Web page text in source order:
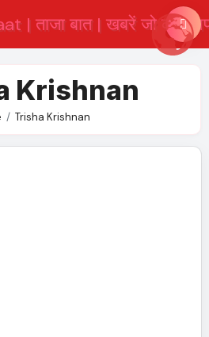
Krishnan
Trisha Krishnan